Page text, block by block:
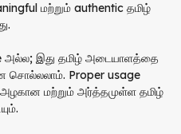
மற்றும் authentic தமிழ்
அல்ல; இது தமிழ் அடையாளத்தை
என சொல்லலாம். Proper usage
மற்றும் அர்த்தமுள்ள தமிழ்